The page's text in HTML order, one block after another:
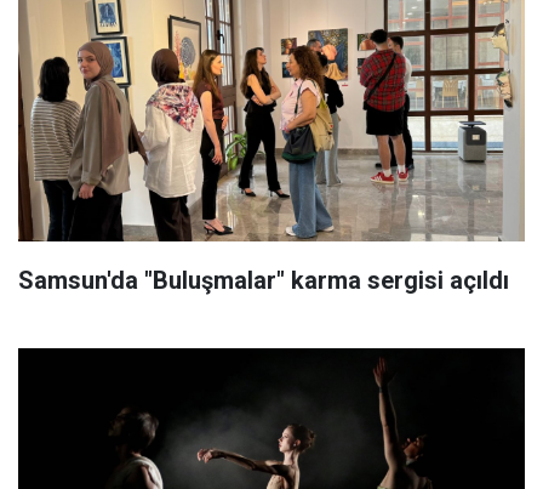
Samsun'da "Buluşmalar" karma sergisi açıldı